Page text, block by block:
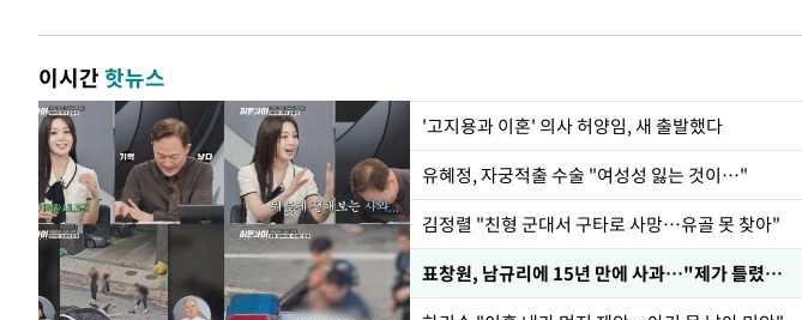
이시간핫뉴스
'고지용과 이혼' 의사 허양임, 새 출발했다
유혜정, 자궁적출 수술 "여성성 잃는 것이…"
김정렬 "친형 군대서 구타로 사망…유골 못 찾아"
표창원, 남규리에 15년 만에 사과…"제가 틀렸습니다"